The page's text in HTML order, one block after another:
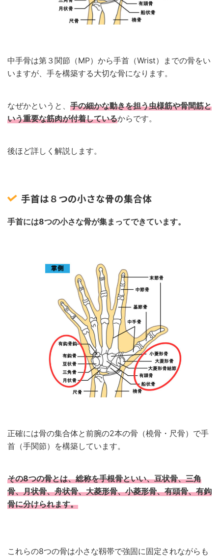
中手骨は第３関節（MP）から手首（Wrist）までの骨をい
いますが、手を構築する大切な骨になります。
なぜかというと、 手の細かな動きを担う虫様筋や骨間筋と
いう重要な筋肉が付着しているからです。
後ほど詳しく解説します。
手首は８つの小さな骨の集合体
手首には8つの小さな骨が集まってできています。
正確には骨の集合体と前腕の2本の骨（橈骨・尺骨）で手
首（手関節）を構築しています。
その8つの骨とは、総称を手根骨といい、豆状骨、三角
骨、月状骨、舟状骨、大菱形骨、小菱形骨、有頭骨、有鉤
骨に分けられます。
これらの8つの骨は小さな靱帯で強固に固定されながらも